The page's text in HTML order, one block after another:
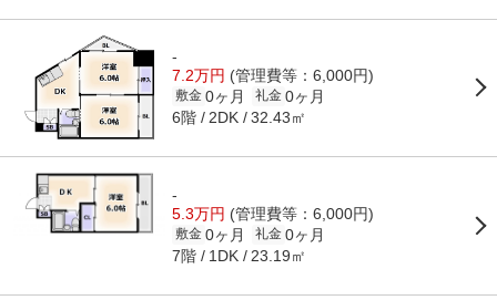
-
7.2万円 (管理費等：6,000円)
敷金 0ヶ月 礼金 0ヶ月
6階 2DK 32.43㎡
-
5.3万円 (管理費等：6,000円)
敷金 0ヶ月 礼金 0ヶ月
7階 1DK 23.19㎡